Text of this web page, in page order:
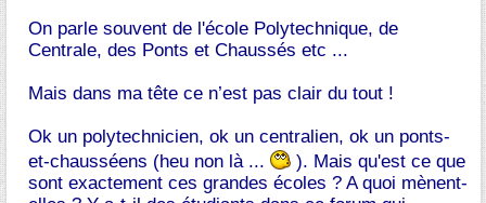
On parle souvent de l'école Polytechnique, de
Centrale, des Ponts et Chaussés etc ...
Mais dans ma tête ce n’est pas clair du tout !
Ok un polytechnicien, ok un centralien, ok un ponts-
et-chausséens (heu non là ...
). Mais qu'est ce que
sont exactement ces grandes écoles ? A quoi mènent-